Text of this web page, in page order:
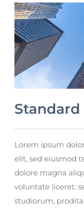
Lorem ipsum
elit, sed eiusmod
dolore magna
voluntate liceret:
studiorum,